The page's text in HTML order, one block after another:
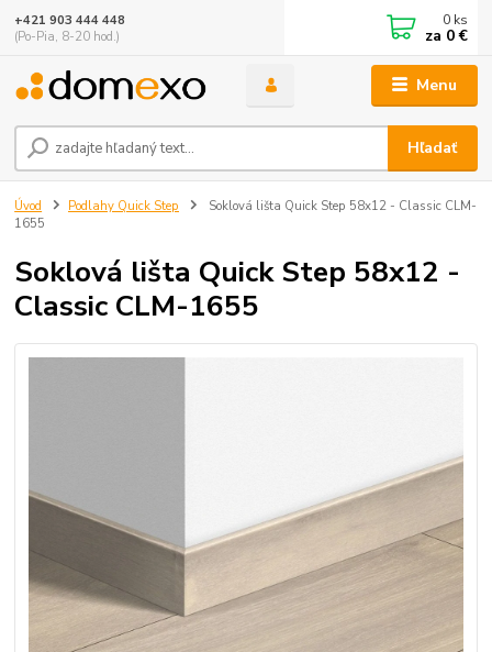
Menu
Hľadať
+421 903 444 448
(Po-Pia, 8-20 hod.)
0 ks
za 0 €
Úvod Podlahy Quick Step
Soklová lišta Quick Step 58x12 - Classic CLM-
1655
Soklová lišta Quick Step 58x12 -
Classic CLM-1655